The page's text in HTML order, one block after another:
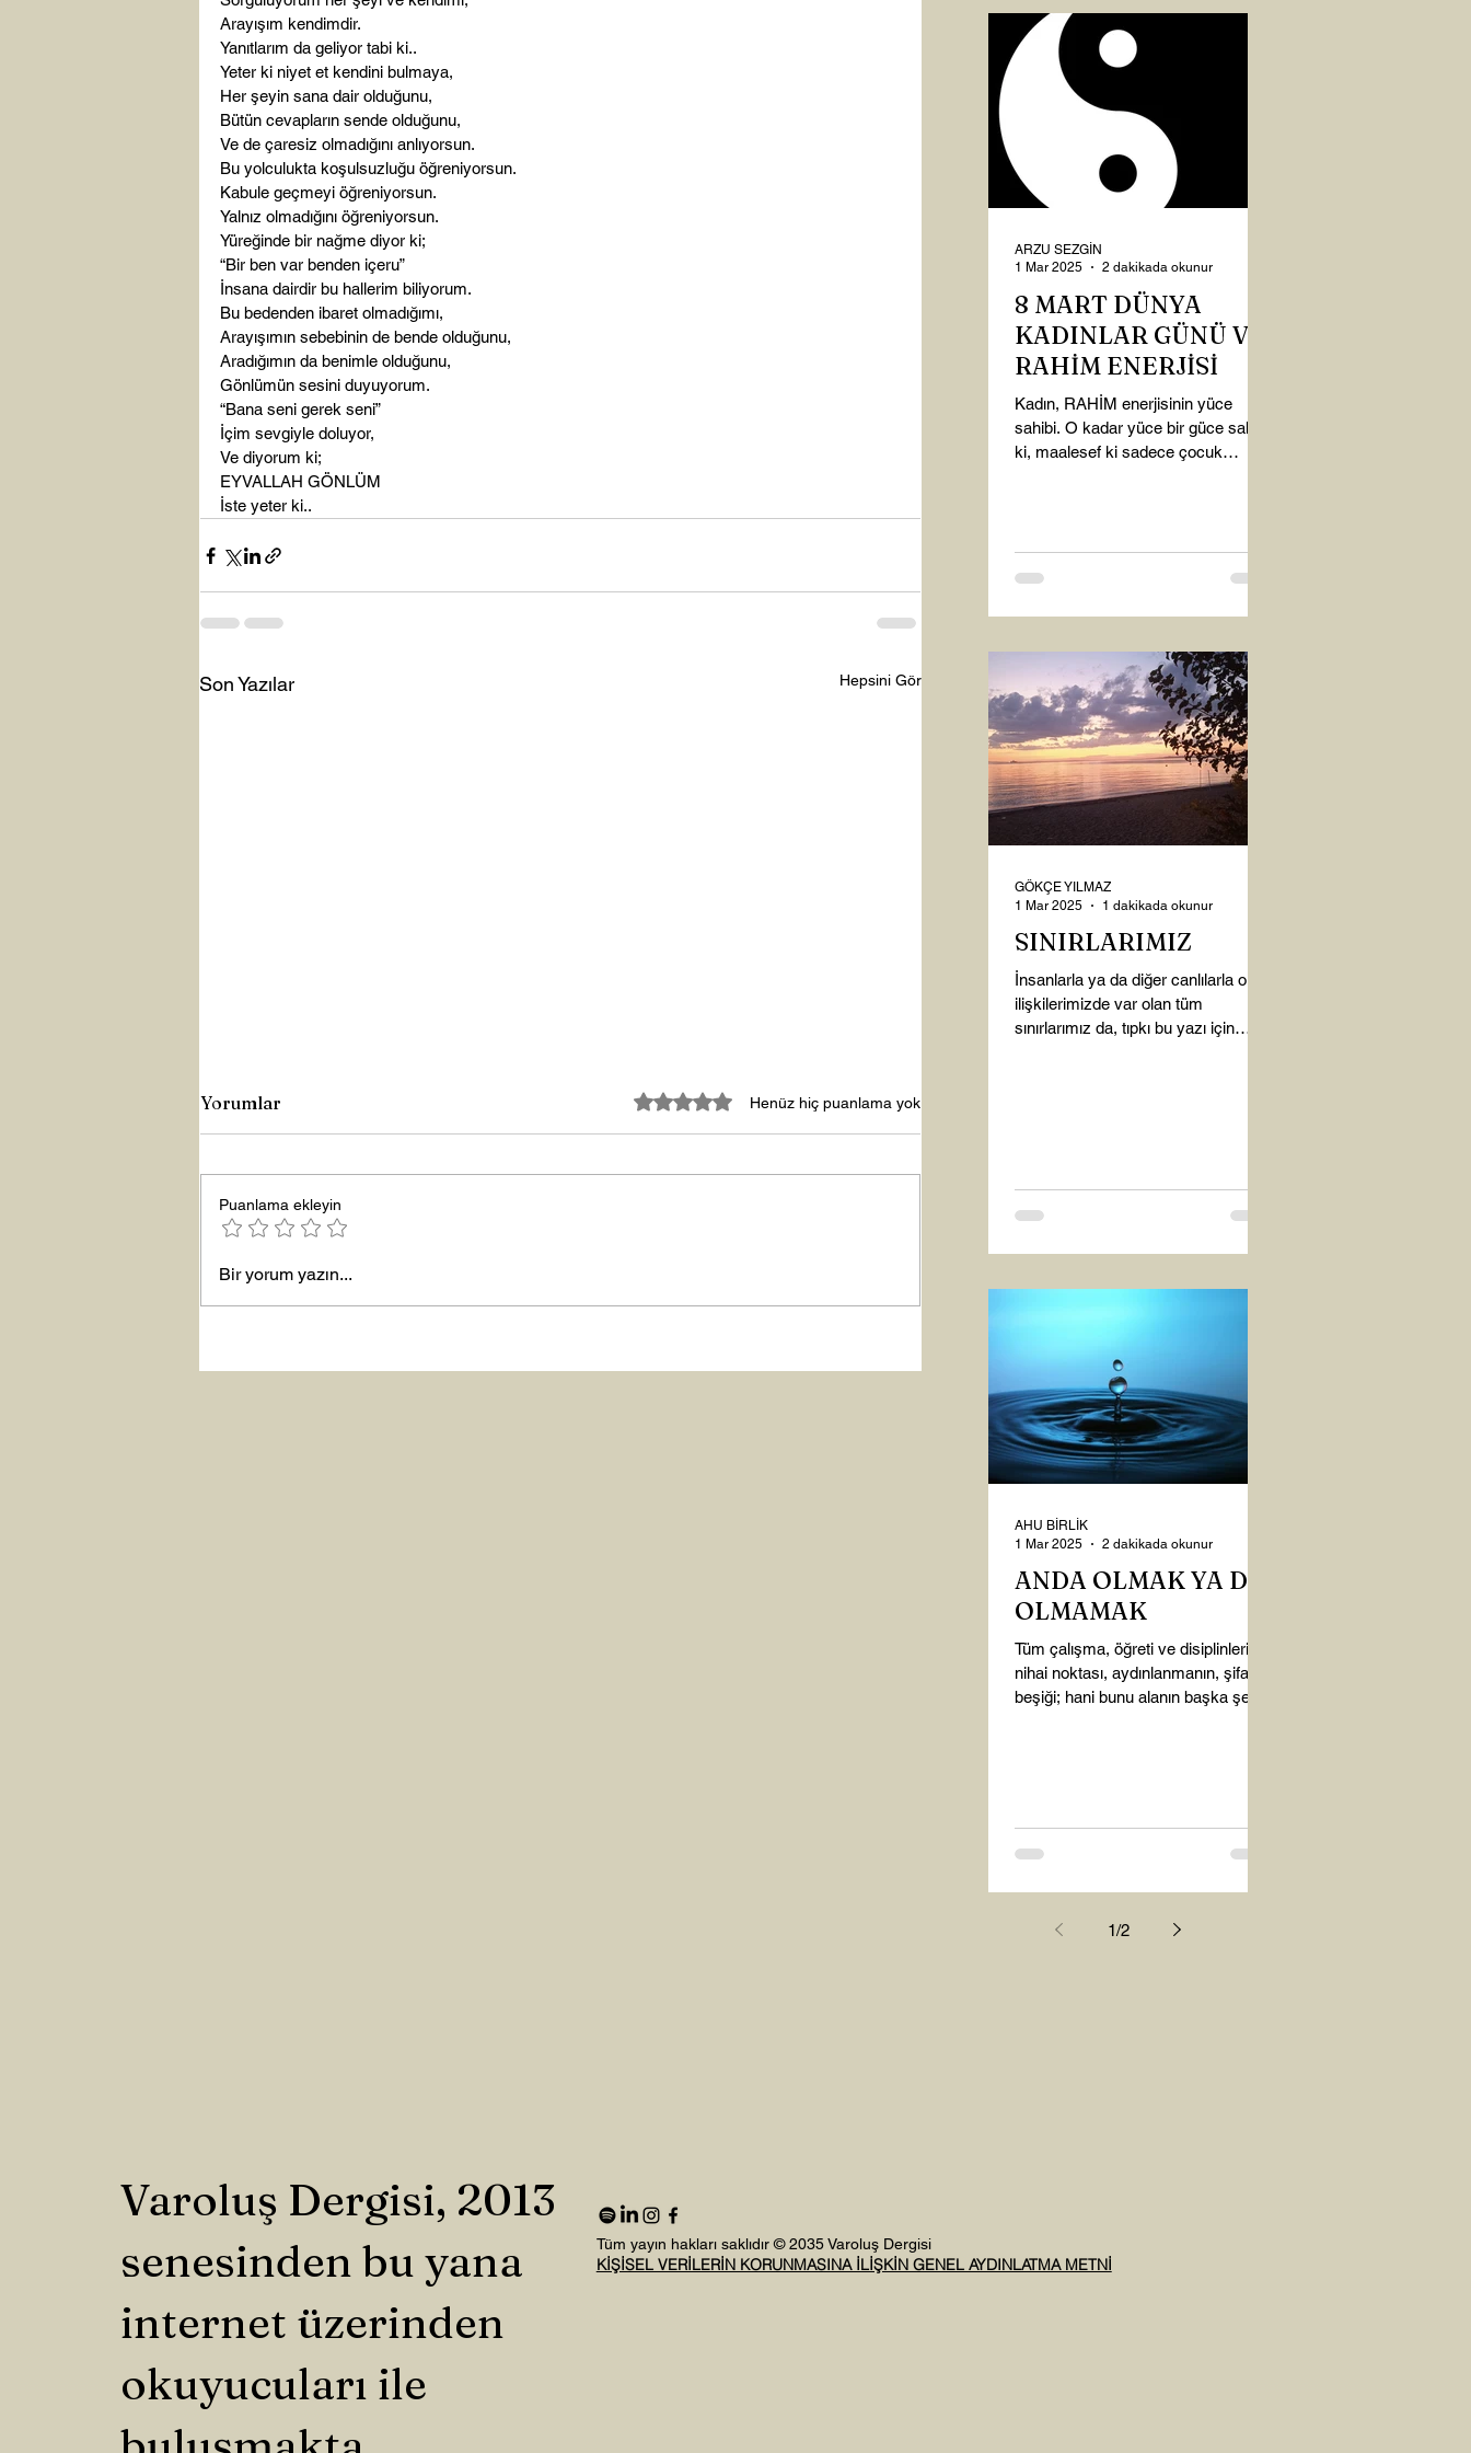
Arayışım kendimdir.
Yanıtlarım da geliyor tabi ki..
Yeter ki niyet et kendini bulmaya,
Her şeyin sana dair olduğunu,
Bütün cevapların sende olduğunu,
Ve de çaresiz olmadığını anlıyorsun.
Bu yolculukta koşulsuzluğu öğreniyorsun.
Kabule geçmeyi öğreniyorsun.
Yalnız olmadığını öğreniyorsun.
Yüreğinde bir nağme diyor ki;
“Bir ben var benden içeru”
İnsana dairdir bu hallerim biliyorum.
Bu bedenden ibaret olmadığımı,
Arayışımın sebebinin de bende olduğunu,
Aradığımın da benimle olduğunu,
Gönlümün sesini duyuyorum.
“Bana seni gerek seni”
İçim sevgiyle doluyor,
Ve diyorum ki;
EYVALLAH GÖNLÜM
İste yeter ki..
Son Yazılar Hepsini Gör
Yeni Yıla Merhaba
Yorumlar 5 üzerinden 0 yıldızHenüz hiç puanlama yok
Puanlama ekleyin
Bir yorum yazın...
8 MART DÜNYA
KADINLAR GÜNÜ VE
RAHİM ENERJİSİ
Kadın, RAHİM enerjisinin yüce
sahibi. O kadar yüce bir güce sahip
ki, maalesef ki sadece çocuk
ARZU SEZGİN
1 Mar 2025
2 dakikada okunur
SINIRLARIMIZ
İnsanlarla ya da diğer canlılarla olan
ilişkilerimizde var olan tüm
sınırlarımız da, tıpkı bu yazı için
GÖKÇE YILMAZ
1 Mar 2025
1 dakikada okunur
ANDA OLMAK YA DA
OLMAMAK
Tüm çalışma, öğreti ve disiplinlerin
nihai noktası, aydınlanmanın, şifanın
beşiği; hani bunu alanın başka şey
AHU BİRLİK
1 Mar 2025
2 dakikada okunur
1/2
Varoluş Dergisi, 2013
senesinden bu yana
internet üzerinden
okuyucuları ile
Tüm yayın hakları saklıdır © 2035 Varoluş Dergisi
KİŞİSEL VERİLERİN KORUNMASINA İLİŞKİN GENEL AYDINLATMA METNİ